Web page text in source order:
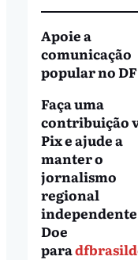
Apoie a
comunicação
popular no
Faça uma
contribuição
Pix e ajude a
manter o
jornalismo
regional
Doe
para